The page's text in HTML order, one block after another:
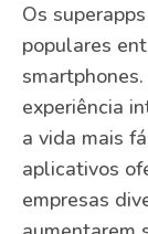
Os
populares
experiência
a vida mais
aplicativos
empresas